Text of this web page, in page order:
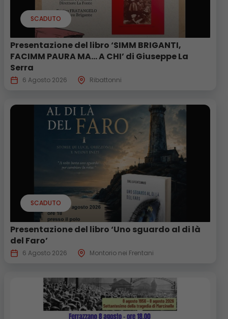
SCADUTO
Presentazione del libro ‘SIMM BRIGANTI,
FACIMM PAURA MA… A CHI’ di Giuseppe La
Serra
6 Agosto 2026 Ribattonni
SCADUTO
Presentazione del libro ‘Uno sguardo al di là
del Faro’
6 Agosto 2026 Montorio nei Frentani